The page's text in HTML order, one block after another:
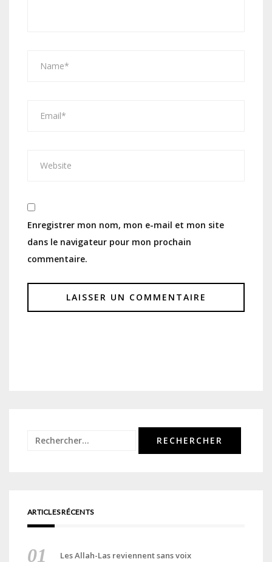
Enregistrer mon nom, mon e-mail et mon site
dans le navigateur pour mon prochain
commentaire.
Rechercher :
ARTICLES RÉCENTS
Les Allah-Las reviennent sans voix